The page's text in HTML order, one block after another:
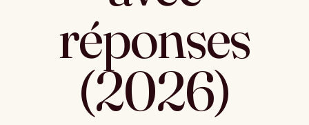
réponses
(2026)